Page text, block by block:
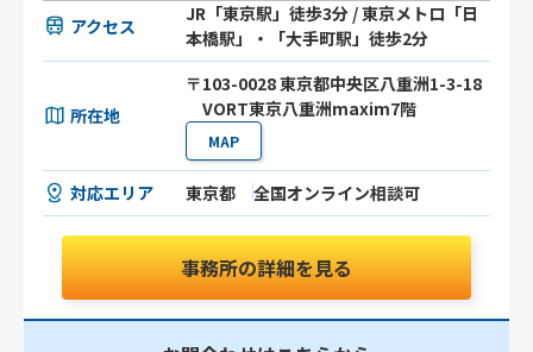
アクセス
JR「東京駅」徒歩3分 / 東京メトロ「日
本橋駅」・「大手町駅」徒歩2分
所在地
〒103-0028 東京都中央区八重洲1-3-18
VORT東京八重洲maxim7階
MAP
対応エリア 東京都 全国オンライン相談可
事務所の詳細を見る